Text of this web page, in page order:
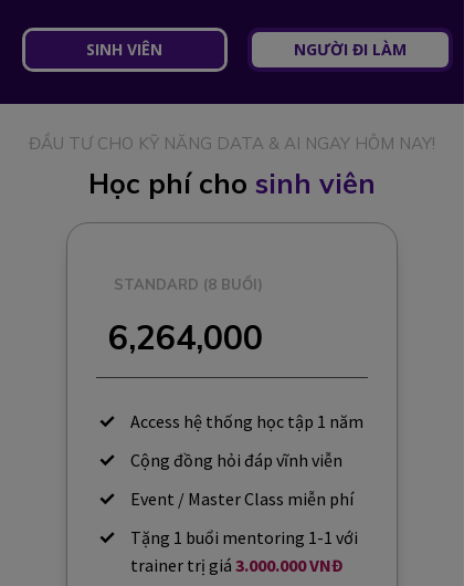
SINH VIÊN NGƯỜI ĐI LÀM
ĐẦU TƯ CHO KỸ NĂNG DATA & AI NGAY HÔM NAY!
Học phí cho sinh viên
6,264,000
STANDARD (8 BUỔI)
Access hệ thống học tập 1 năm
Cộng đồng hỏi đáp vĩnh viễn
Event / Master Class miễn phí
Tặng 1 buổi mentoring 1-1 với
trainer trị giá 3.000.000 VNĐ